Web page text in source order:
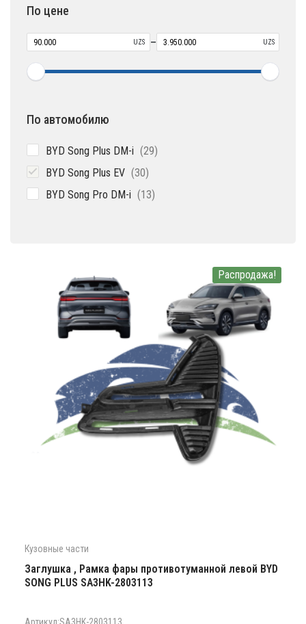
По цене
UZS – UZS
По автомобилю
BYD Song Plus DM-i 2929
BYD Song Plus EV 3030
BYD Song Pro DM-i 1313
Распродажа!
Кузовные части
Заглушка , Рамка фары противотуманной левой BYD
SONG PLUS SA3HK-2803113